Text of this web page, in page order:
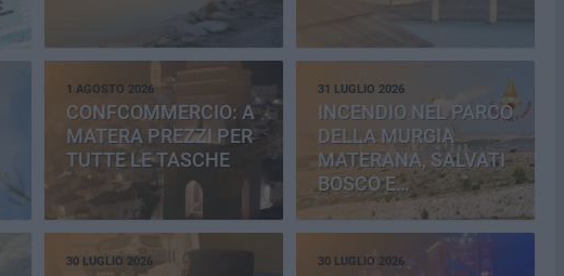
1 AGOSTO 2026
CONFCOMMERCIO: A
MATERA PREZZI PER
TUTTE LE TASCHE
31 LUGLIO 2026
INCENDIO NEL PARCO
DELLA MURGIA
MATERANA, SALVATI
BOSCO E
CEMENTERIA
30 LUGLIO 2026 30 LUGLIO 2026